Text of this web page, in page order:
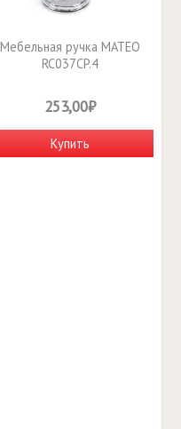
Мебельная ручка MATEO
RC037CP.4
253,00₽
Купить